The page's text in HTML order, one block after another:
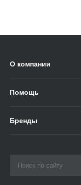
О компании
Помощь
Бренды